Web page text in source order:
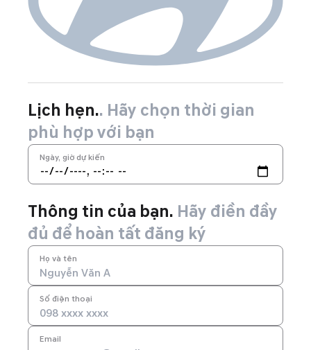
Lịch hẹn.. Hãy chọn thời gian
phù hợp với bạn
Ngày, giờ dự kiến
Thông tin của bạn. Hãy điền đầy
đủ để hoàn tất đăng ký
Họ và tên
Số điện thoại
Email